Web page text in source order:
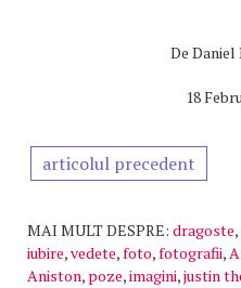
De Daniel
18
articolul precedent
MAI MULT DESPRE: dragoste,
iubire,vedete,foto,fotografii,
Aniston, poze,imagini,justin